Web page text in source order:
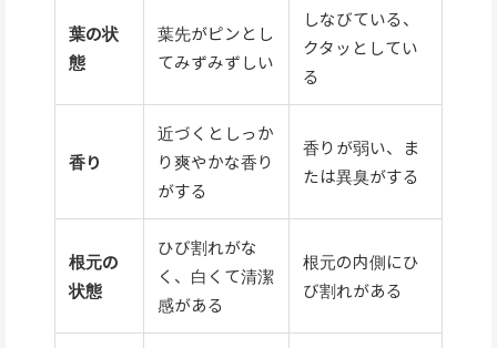
葉の状
態
葉先がピンとし
てみずみずしい
しなびている、
クタッとしてい
る
香り
近づくとしっか
り爽やかな香り
がする
香りが弱い、ま
たは異臭がする
根元の
状態
ひび割れがな
く、白くて清潔
感がある
根元の内側にひ
び割れがある